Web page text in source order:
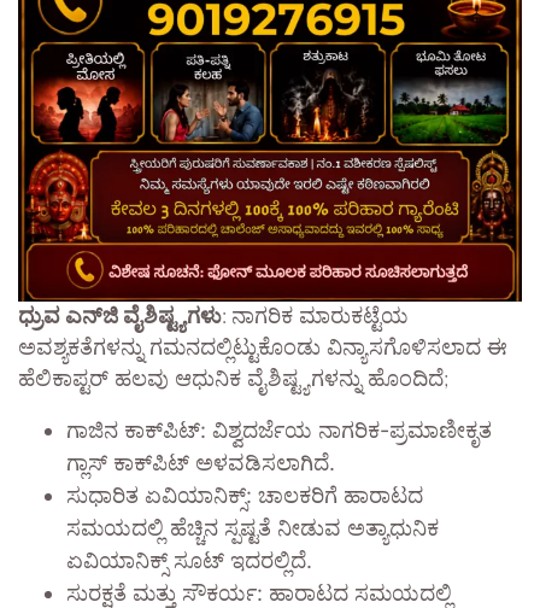
ಧ್ರುವ ಎನ್‌ಜಿ ವೈಶಿಷ್ಟ್ಯಗಳು​: ನಾಗರಿಕ ಮಾರುಕಟ್ಟೆಯ
ಅವಶ್ಯಕತೆಗಳನ್ನು ಗಮನದಲ್ಲಿಟ್ಟುಕೊಂಡು ವಿನ್ಯಾಸಗೊಳಿಸಲಾದ ಈ
ಹೆಲಿಕಾಪ್ಟರ್ ಹಲವು ಆಧುನಿಕ ವೈಶಿಷ್ಟ್ಯಗಳನ್ನು ಹೊಂದಿದೆ;
ಗಾಜಿನ ಕಾಕ್‌ಪಿಟ್: ವಿಶ್ವದರ್ಜೆಯ ನಾಗರಿಕ-ಪ್ರಮಾಣೀಕೃತ
ಗ್ಲಾಸ್ ಕಾಕ್‌ಪಿಟ್ ಅಳವಡಿಸಲಾಗಿದೆ.
ಸುಧಾರಿತ ಏವಿಯಾನಿಕ್ಸ್: ಚಾಲಕರಿಗೆ ಹಾರಾಟದ
ಸಮಯದಲ್ಲಿ ಹೆಚ್ಚಿನ ಸ್ಪಷ್ಟತೆ ನೀಡುವ ಅತ್ಯಾಧುನಿಕ
ಏವಿಯಾನಿಕ್ಸ್ ಸೂಟ್ ಇದರಲ್ಲಿದೆ.
ಸುರಕ್ಷತೆ ಮತ್ತು ಸೌಕರ್ಯ: ಹಾರಾಟದ ಸಮಯದಲ್ಲಿ